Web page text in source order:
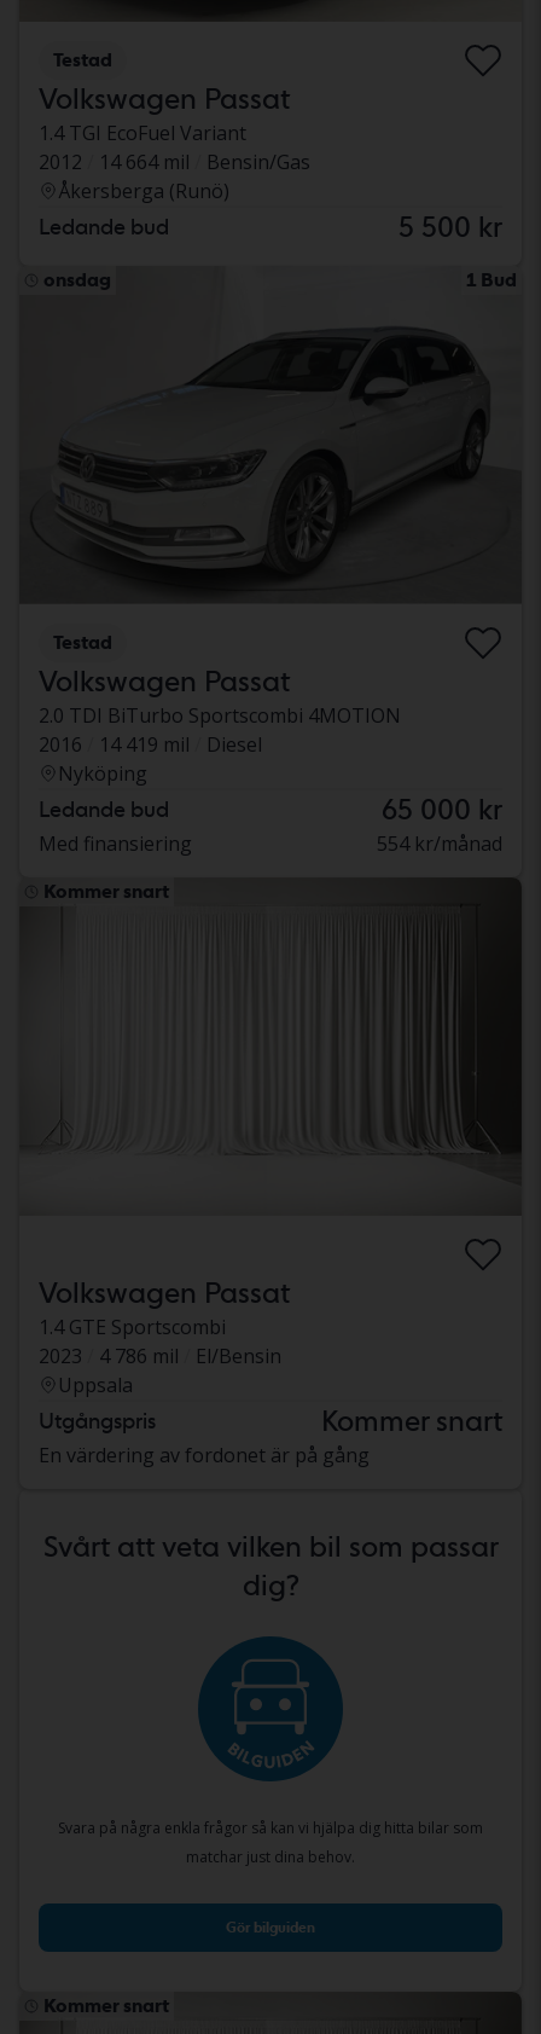
Testad
Volkswagen Passat
1.4 TGI EcoFuel Variant
2012
14 664 mil
Bensin/Gas
Åkersberga (Runö)
Ledande bud 5 500 kr
onsdag 1 Bud
Testad
Volkswagen Passat
2.0 TDI BiTurbo Sportscombi 4MOTION
2016
14 419 mil
Diesel
Nyköping
Ledande bud 65 000 kr
Med finansiering 554 kr/månad
Kommer snart
Volkswagen Passat
1.4 GTE Sportscombi
2023
4 786 mil
El/Bensin
Uppsala
Utgångspris Kommer snart
En värdering av fordonet är på gång
Svårt att veta vilken bil som passar
dig?
Svara på några enkla frågor så kan vi hjälpa dig hitta bilar som
matchar just dina behov.
Gör bilguiden
Kommer snart